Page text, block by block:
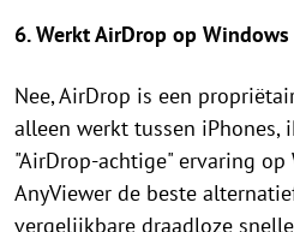
6. Werkt AirDrop op Windows
Nee, AirDrop is een
alleen werkt tussen iPhones,
"AirDrop-achtige" ervaring
AnyViewer de beste
vergelijkbare draadloze